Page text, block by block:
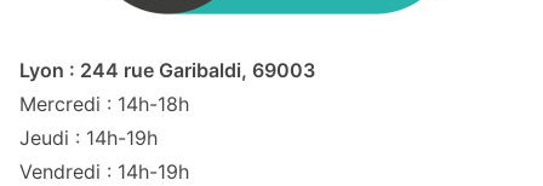
Lyon : 244 rue Garibaldi, 69003
Mercredi : 14h-18h
Jeudi : 14h-19h
Vendredi : 14h-19h